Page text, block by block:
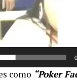
como “Poker